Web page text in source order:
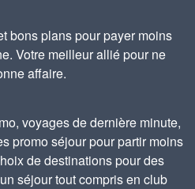
bons plans pour payer moins
Votre meilleur allié pour ne
affaire.
voyages de dernière minute,
promo séjour pour partir moins
de destinations pour des
séjour tout compris en club